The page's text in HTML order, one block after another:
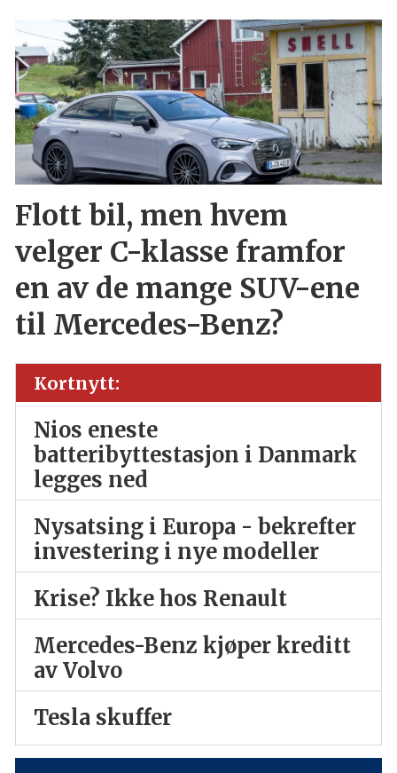
Flott bil, men hvem
velger C-klasse framfor
en av de mange SUV-ene
til Mercedes-Benz?
Kortnytt:
Nios eneste
batteribyttestasjon i Danmark
legges ned
Nysatsing i Europa - bekrefter
investering i nye modeller
Krise? Ikke hos Renault
Mercedes-Benz kjøper kreditt
av Volvo
Tesla skuffer